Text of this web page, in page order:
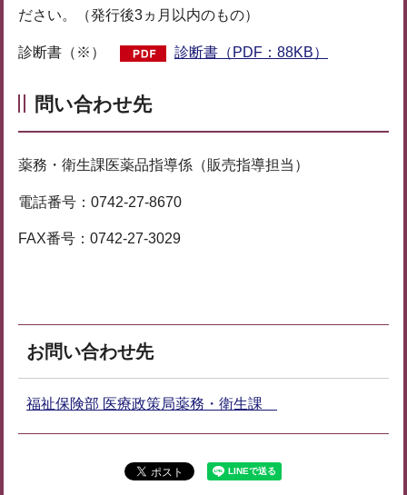
ださい。（発行後3ヵ月以内のもの）
診断書（※） 診断書（PDF：88KB）
問い合わせ先
薬務・衛生課医薬品指導係（販売指導担当）
電話番号：0742-27-8670
FAX番号：0742-27-3029
お問い合わせ先
福祉保険部 医療政策局薬務・衛生課